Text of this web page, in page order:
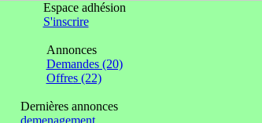
Espace adhésion
S'inscrire
Annonces
Demandes (20)
Offres (22)
Dernières annonces
demenagement